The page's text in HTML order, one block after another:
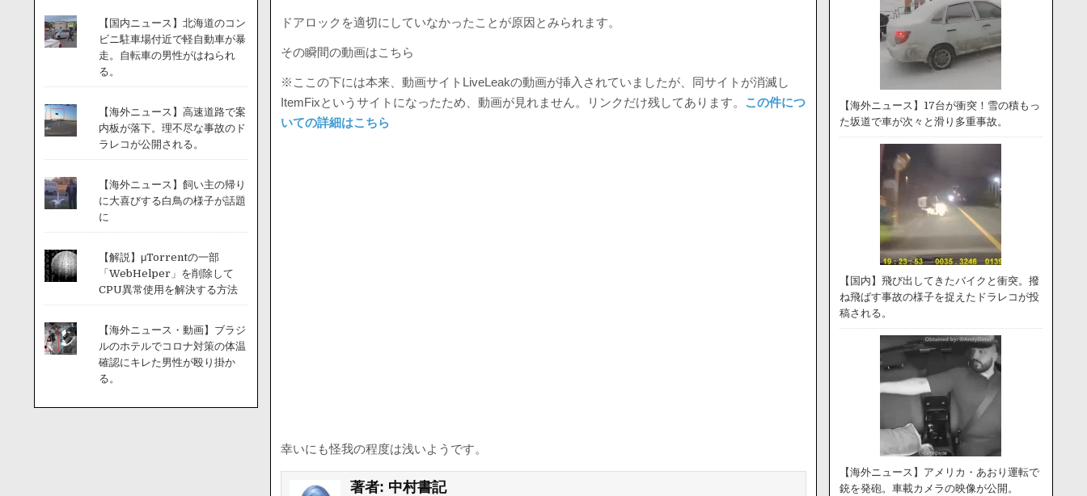
ドアロックを適切にしていなかったことが原因とみられます。
その瞬間の動画はこちら
※ここの下には本来、動画サイトLiveLeakの動画が挿入されていましたが、同サイトが消滅し
ItemFixというサイトになったため、動画が見れません。リンクだけ残してあります。 この件につ
いての詳細はこちら
幸いにも怪我の程度は浅いようです。
著者: 中村書記
【国内ニュース】北海道のコン
ビニ駐車場付近で軽自動車が暴
走。自転車の男性がはねられ
る。
【海外ニュース】高速道路で案
内板が落下。理不尽な事故のド
ラレコが公開される。
【海外ニュース】飼い主の帰り
に大喜びする白鳥の様子が話題
に
【解説】μTorrentの一部
「WebHelper」を削除して
CPU異常使用を解決する方法
【海外ニュース・動画】ブラジ
ルのホテルでコロナ対策の体温
確認にキレた男性が殴り掛か
る。
【海外ニュース】17台が衝突！雪の積もっ
た坂道で車が次々と滑り多重事故。
【国内】飛び出してきたバイクと衝突。撥
ね飛ばす事故の様子を捉えたドラレコが投
稿される。
【海外ニュース】アメリカ・あおり運転で
銃を発砲。車載カメラの映像が公開。